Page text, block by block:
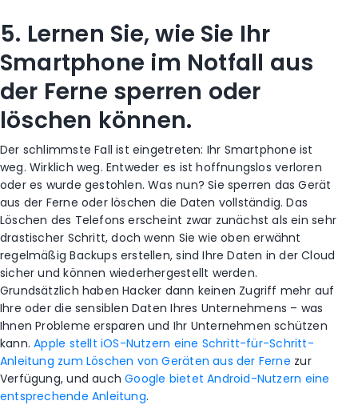
5. Lernen Sie, wie Sie Ihr
Smartphone im Notfall aus
der Ferne sperren oder
löschen können.
Der schlimmste Fall ist eingetreten: Ihr Smartphone ist
weg. Wirklich weg. Entweder es ist hoffnungslos verloren
oder es wurde gestohlen. Was nun? Sie sperren das Gerät
aus der Ferne oder löschen die Daten vollständig. Das
Löschen des Telefons erscheint zwar zunächst als ein sehr
drastischer Schritt, doch wenn Sie wie oben erwähnt
regelmäßig Backups erstellen, sind Ihre Daten in der Cloud
sicher und können wiederhergestellt werden.
Grundsätzlich haben Hacker dann keinen Zugriff mehr auf
Ihre oder die sensiblen Daten Ihres Unternehmens – was
Ihnen Probleme ersparen und Ihr Unternehmen schützen
kann.Apple stellt iOS-Nutzern eine Schritt-für-Schritt-
Anleitung zum Löschen von Geräten aus der Ferne zur
Verfügung, und auchGoogle bietet Android-Nutzern eine
entsprechende Anleitung.